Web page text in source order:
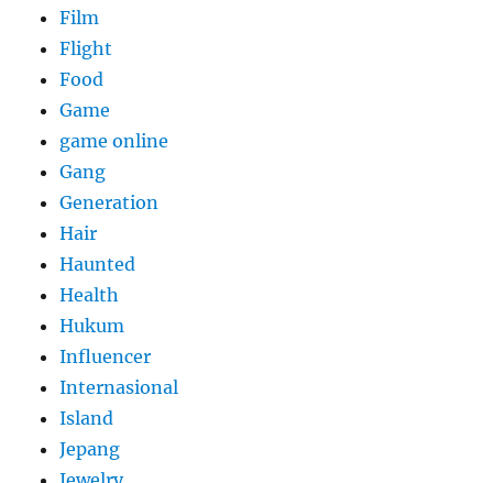
Film
Flight
Food
Game
game online
Gang
Generation
Hair
Haunted
Health
Hukum
Influencer
Internasional
Island
Jepang